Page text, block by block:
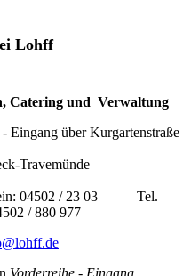
Lohff
Catering und Verwaltung
Eingang über Kurgartenstraße
Travemünde
04502 / 23 03 Tel.
/ 880 977
Vorderreihe - Eingang